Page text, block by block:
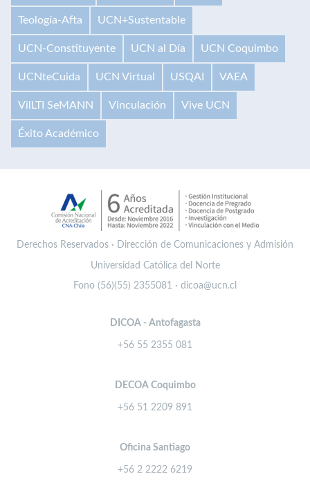
Teología-Afta UCN+Sustentable
UCN-Constituyente UCN al Día UCN Coquimbo
UCNteCuida UCN Virtual USQAI VAEA
VilLTI SeMANN Vinculación Vive UCN
Éxito Académico
Derechos Reservados · Dirección de Comunicaciones y Admisión
Universidad Católica del Norte
Fono (56)(55) 2355081 · dicoa@ucn.cl
DICOA - Antofagasta
+56 55 2355 081
DECOA Coquimbo
+56 51 2209 891
Oficina Santiago
+56 2 2222 6219